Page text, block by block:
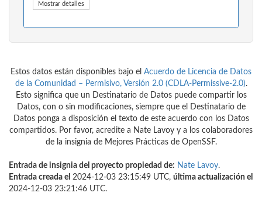
Mostrar detalles
Estos datos están disponibles bajo el Acuerdo de Licencia de Datos
de la Comunidad – Permisivo, Versión 2.0 (CDLA-Permissive-2.0).
Esto significa que un Destinatario de Datos puede compartir los
Datos, con o sin modificaciones, siempre que el Destinatario de
Datos ponga a disposición el texto de este acuerdo con los Datos
compartidos. Por favor, acredite a Nate Lavoy y a los colaboradores
de la insignia de Mejores Prácticas de OpenSSF.
Entrada de insignia del proyecto propiedad de: Nate Lavoy.
Entrada creada el 2024-12-03 23:15:49 UTC, última actualización el
2024-12-03 23:21:46 UTC.